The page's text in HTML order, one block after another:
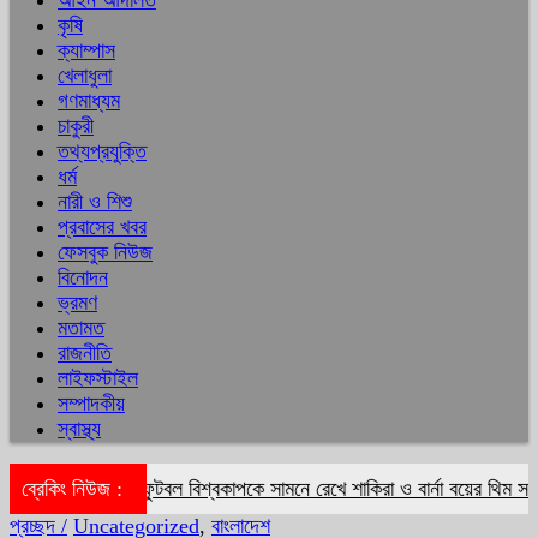
কৃষি
ক্যাম্পাস
খেলাধুলা
গণমাধ্যম
চাকুরী
তথ্যপ্রযুক্তি
ধর্ম
নারী ও শিশু
প্রবাসের খবর
ফেসবুক নিউজ
বিনোদন
ভ্রমণ
মতামত
রাজনীতি
লাইফস্টাইল
সম্পাদকীয়
স্বাস্থ্য
ব্রেকিং নিউজ :
ভাট
ফুটবল বিশ্বকাপকে সামনে রেখে শাকিরা ও বার্না বয়ের থিম সং
প্রচ্ছদ / Uncategorized, বাংলাদেশ